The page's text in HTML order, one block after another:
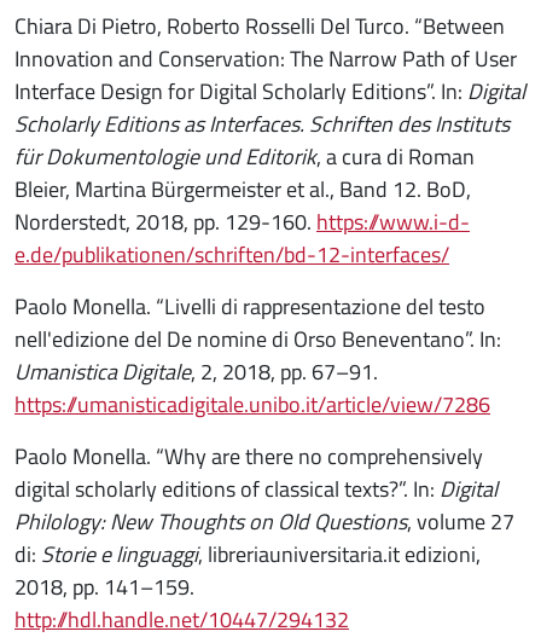
Chiara Di Pietro, Roberto Rosselli Del Turco. “Between
Innovation and Conservation: The Narrow Path of User
Interface Design for Digital Scholarly Editions”. In: Digital
Scholarly Editions as Interfaces. Schriften des Instituts
für Dokumentologie und Editorik, a cura di Roman
Bleier, Martina Bürgermeister et al., Band 12. BoD,
Norderstedt, 2018, pp. 129-160. https://www.i-d-
e.de/publikationen/schriften/bd-12-interfaces/
Paolo Monella. “Livelli di rappresentazione del testo
nell'edizione del De nomine di Orso Beneventano”. In:
Umanistica Digitale, 2, 2018, pp. 67–91.
https://umanisticadigitale.unibo.it/article/view/7286
Paolo Monella. “Why are there no comprehensively
digital scholarly editions of classical texts?”. In: Digital
Philology: New Thoughts on Old Questions, volume 27
di: Storie e linguaggi, libreriauniversitaria.it edizioni,
2018, pp. 141–159.
http://hdl.handle.net/10447/294132